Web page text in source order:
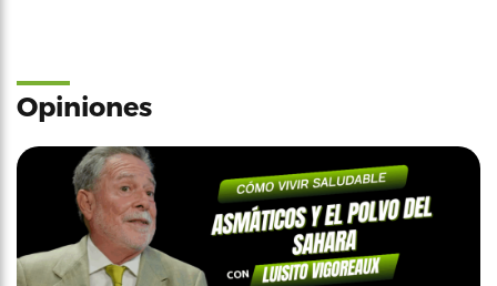
Opiniones